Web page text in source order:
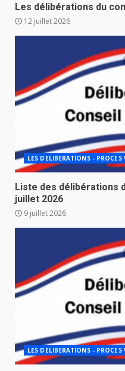
Les délibérations du
12 juillet 2026
LES DELIBERATIONS - PROCES
Liste des délibérations
juillet 2026
9 juillet 2026
LES DELIBERATIONS - PROCES